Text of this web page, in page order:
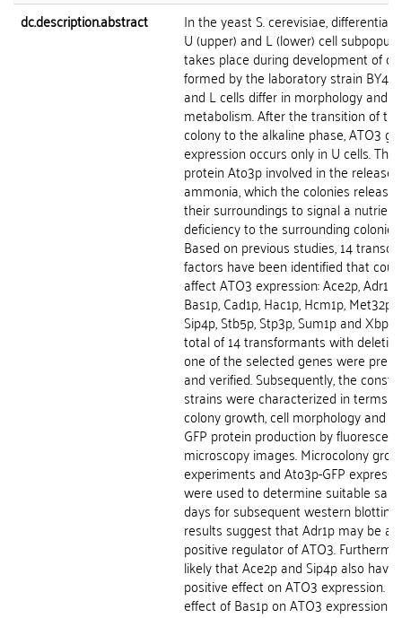
dc.description.abstract
In the yeast S. cerevisiae,
U (upper) and L (lower) cell
takes place during development of
formed by the laboratory strain
and L cells differ in morphology and
metabolism. After the transition of the
colony to the alkaline phase, ATO3
expression occurs only in U cells. The
protein Ato3p involved in the release
ammonia, which the colonies release
their surroundings to signal a nutrient
deficiency to the surrounding colonies.
Based on previous studies, 14
factors have been identified that
affect ATO3 expression: Ace2p, Adr1p,
Bas1p, Cad1p, Hac1p, Hcm1p, Met32p,
Sip4p, Stb5p, Stp3p, Sum1p and
total of 14 transformants with
one of the selected genes were
and verified. Subsequently, the
strains were characterized in terms
colony growth, cell morphology and
GFP protein production by
microscopy images. Microcolony
experiments and Ato3p-GFP
were used to determine suitable
days for subsequent western
results suggest that Adr1p may be a
positive regulator of ATO3.
likely that Ace2p and Sip4p also have
positive effect on ATO3 expression.
effect of Bas1p on ATO3 expression